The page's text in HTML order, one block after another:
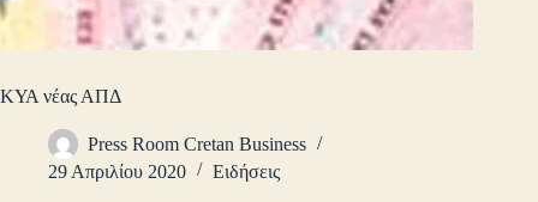
ΚΥΑ νέας ΑΠΔ
Press Room Cretan Business
29 Απριλίου 2020
Ειδήσεις